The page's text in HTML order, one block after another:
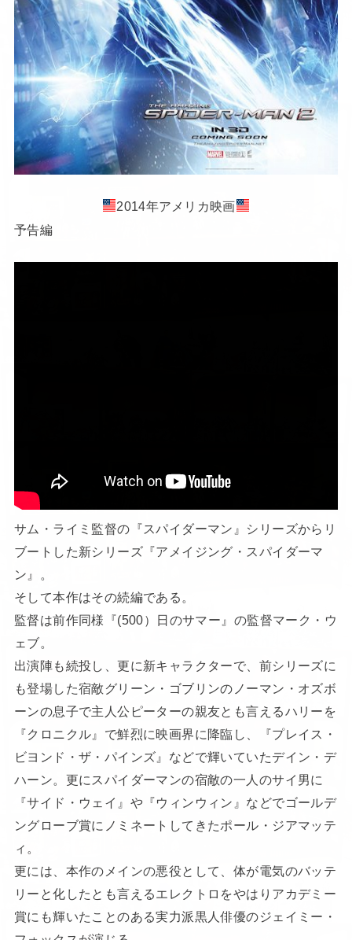
2014年アメリカ映画
予告編
サム・ライミ監督の『スパイダーマン』シリーズからリ
ブートした新シリーズ『アメイジング・スパイダーマ
ン』。
そして本作はその続編である。
監督は前作同様『(500）日のサマー』の監督マーク・ウ
ェブ。
出演陣も続投し、更に新キャラクターで、前シリーズに
も登場した宿敵グリーン・ゴブリンのノーマン・オズボ
ーンの息子で主人公ピーターの親友とも言えるハリーを
『クロニクル』で鮮烈に映画界に降臨し、『プレイス・
ビヨンド・ザ・パインズ』などで輝いていたデイン・デ
ハーン。更にスパイダーマンの宿敵の一人のサイ男に
『サイド・ウェイ』や『ウィンウィン』などでゴールデ
ングローブ賞にノミネートしてきたポール・ジアマッテ
ィ。
更には、本作のメインの悪役として、体が電気のバッテ
リーと化したとも言えるエレクトロをやはりアカデミー
賞にも輝いたことのある実力派黒人俳優のジェイミー・